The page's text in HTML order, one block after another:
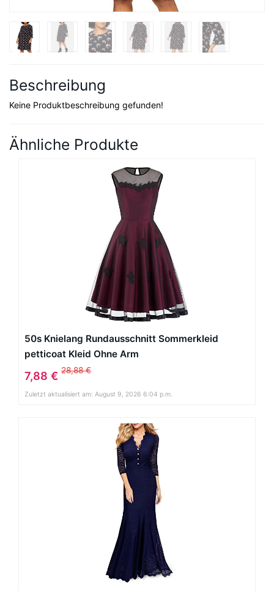
Beschreibung
Keine Produktbeschreibung gefunden!
Ähnliche Produkte
50s Knielang Rundausschnitt Sommerkleid
petticoat Kleid Ohne Arm
7,88 € 28,88 €
Zuletzt aktualisiert am: August 9, 2026 6:04 p.m.